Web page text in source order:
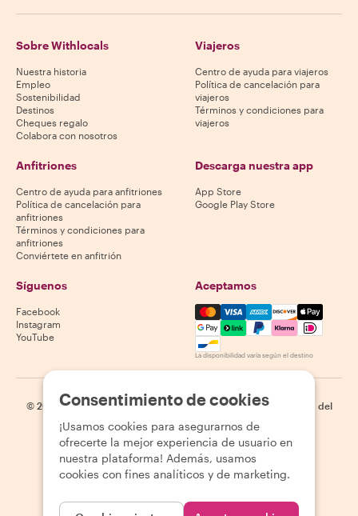
Sobre Withlocals
Nuestra historia
Empleo
Sostenibilidad
Destinos
Cheques regalo
Colabora con nosotros
Viajeros
Centro de ayuda para viajeros
Política de cancelación para
viajeros
Términos y condiciones para
viajeros
Anfitriones
Centro de ayuda para anfitriones
Política de cancelación para
anfitriones
Términos y condiciones para
anfitriones
Conviértete en anfitrión
Descarga nuestra app
App Store
Google Play Store
Síguenos
Facebook
Instagram
YouTube
Aceptamos
Mastercard, Visa, Amex,
La disponibilidad varía según el destino
© 2026 Withlocals.com | Política de privacidad | Cookies
Mapa del
Consentimiento de cookies
¡Usamos cookies para asegurarnos de
ofrecerte la mejor experiencia de usuario en
nuestra plataforma! Además, usamos
cookies con fines analíticos y de marketing.